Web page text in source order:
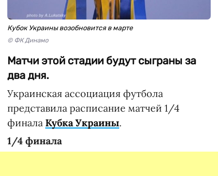
Кубок Украины возобновится в марте
© ФК Динамо
Матчи этой стадии будут сыграны за
два дня.
Украинская ассоциация футбола
представила расписание матчей 1/4
финала Кубка Украины.
1/4 финала